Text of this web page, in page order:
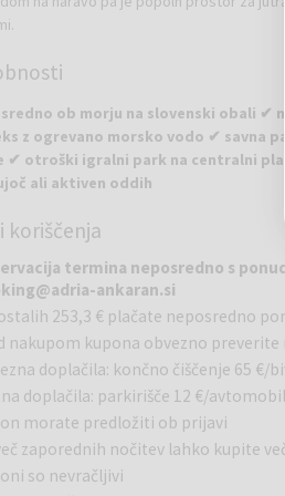
ob morju na slovenski obali ✔
z ogrevano morsko vodo ✔ savna
✔ otroški igralni park na centralni
ali aktiven oddih
v Ankaranu je prava mediteranska
ki ustvarjajo prijeten vonj in pristno
vse, ki si želijo sproščujočega oddiha v
časa. Pomlad in poletje sta tukaj še
ob morju, kolesarjenje in uživanje v
in wellness:Gostom je na voljo notranji
skozi vse leto. Poleg bazenov resort
tretmajev, namenjenih sprostitvi telesa in
in bari:V sklopu resorta so
ter prijetnem vzdušju ob morju.
koriščenja
termina neposredno s
ankaran.si
253,3 € plačate neposredno
nakupom kupona obvezno
doplačila: končno čiščenje 65 €/
doplačila: parkirišče 12 €/
morate predložiti ob prijavi
zaporednih nočitev lahko kupite
so nevračljivi